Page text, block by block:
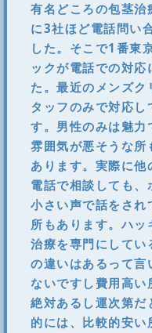
有名どころの包茎治
に3社ほど電話問い
した。そこで1番東
ックが電話での対応
た。最近のメンズク
タッフのみで対応し
す。男性のみは魅力
雰囲気が悪そうな所
あります。実際に他
電話で相談しても、
小さい声で話をされ
所もあります。ハッ
治療を専門にしてい
の違いはあるって言
ないですし費用高い
絶対あるし運次第だ
的には、比較的安い